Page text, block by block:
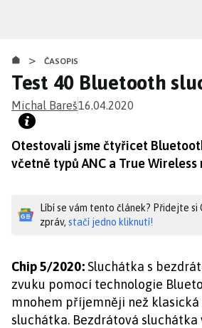
obsahu
> ČASOPIS
Test 40 Bluetooth
Michal Bareš16.04.2020
Otestovali jsme čtyřicet
včetně typů ANC a True Wireless
Líbí se vám tento článek? Přidejte si
zpráv, stačí jedno kliknutí!
Chip 5/2020: Sluchátka s
zvuku pomocí technologie
mnohem příjemněji než
sluchátka. Bezdrátová sluchátka